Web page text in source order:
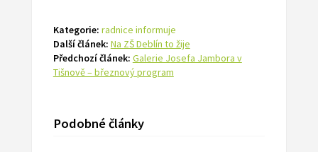
Kategorie: radnice informuje
Další článek: Na ZŠ Deblín to žije
Předchozí článek: Galerie Josefa Jambora v
Tišnově – březnový program
Podobné články